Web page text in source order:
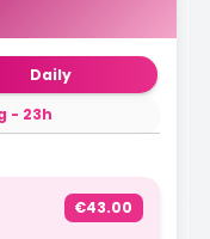
Daily
- 23h
€43.00